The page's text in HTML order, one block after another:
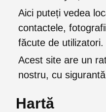
Aici puteți vedea
contactele,
făcute de utilizatori.
Acest site are un
nostru, cu
Hartă